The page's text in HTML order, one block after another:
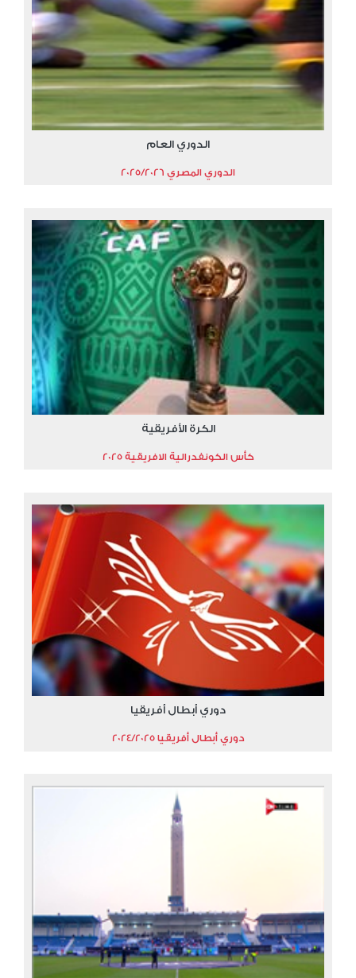
الدوري العام
الدوري المصري 2025/2026
الكرة الأفريقية
كأس الكونفدرالية الافريقية 2025
دوري أبطال أفريقيا
دوري أبطال أفريقيا 2024/2025